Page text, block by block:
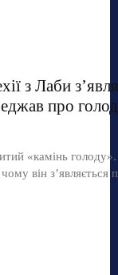
з Лаби
про голод
«камінь
він з’являється